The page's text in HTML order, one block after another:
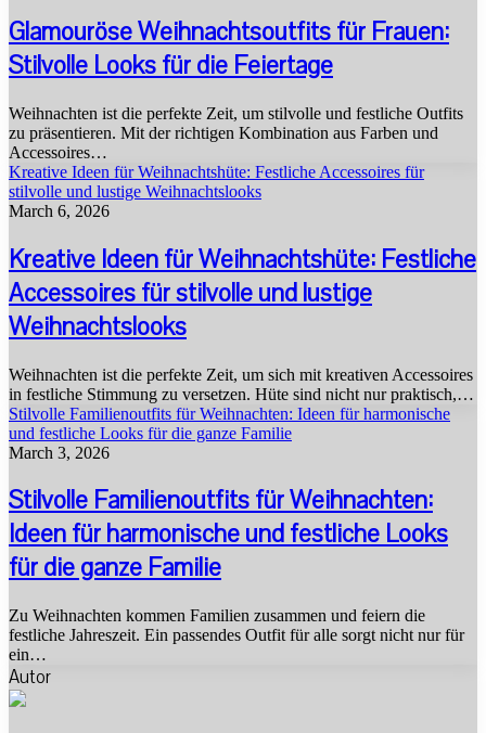
Glamouröse Weihnachtsoutfits für Frauen:
Stilvolle Looks für die Feiertage
Weihnachten ist die perfekte Zeit, um stilvolle und festliche Outfits
zu präsentieren. Mit der richtigen Kombination aus Farben und
Accessoires…
Kreative Ideen für Weihnachtshüte: Festliche Accessoires für
stilvolle und lustige Weihnachtslooks
March 6, 2026
Kreative Ideen für Weihnachtshüte: Festliche
Accessoires für stilvolle und lustige
Weihnachtslooks
Weihnachten ist die perfekte Zeit, um sich mit kreativen Accessoires
in festliche Stimmung zu versetzen. Hüte sind nicht nur praktisch,…
Stilvolle Familienoutfits für Weihnachten: Ideen für harmonische
und festliche Looks für die ganze Familie
March 3, 2026
Stilvolle Familienoutfits für Weihnachten:
Ideen für harmonische und festliche Looks
für die ganze Familie
Zu Weihnachten kommen Familien zusammen und feiern die
festliche Jahreszeit. Ein passendes Outfit für alle sorgt nicht nur für
ein…
Autor